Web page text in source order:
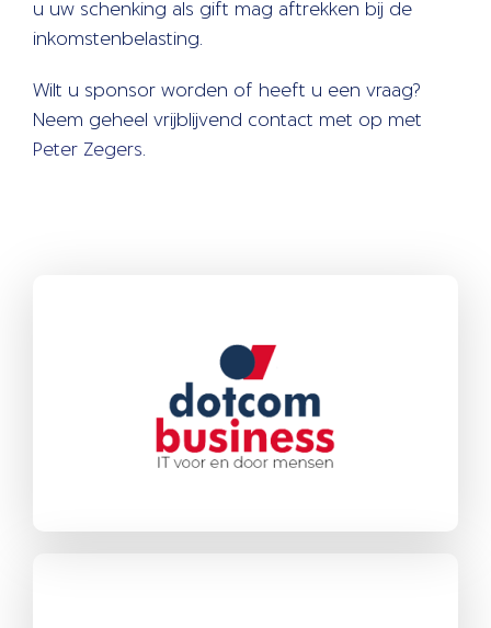
u uw schenking als gift mag aftrekken bij de
inkomstenbelasting.
Wilt u sponsor worden of heeft u een vraag?
Neem geheel vrijblijvend contact met op met
Peter Zegers.